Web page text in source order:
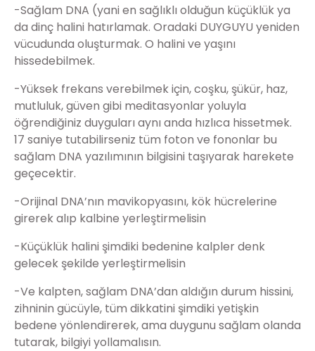
-Sağlam DNA (yani en sağlıklı olduğun küçüklük ya
da dinç halini hatırlamak. Oradaki DUYGUYU yeniden
vücudunda oluşturmak. O halini ve yaşını
hissedebilmek.
-Yüksek frekans verebilmek için, coşku, şükür, haz,
mutluluk, güven gibi meditasyonlar yoluyla
öğrendiğiniz duyguları aynı anda hızlıca hissetmek.
17 saniye tutabilirseniz tüm foton ve fononlar bu
sağlam DNA yazılımının bilgisini taşıyarak harekete
geçecektir.
-Orijinal DNA’nın mavikopyasını, kök hücrelerine
girerek alıp kalbine yerleştirmelisin
-Küçüklük halini şimdiki bedenine kalpler denk
gelecek şekilde yerleştirmelisin
-Ve kalpten, sağlam DNA’dan aldığın durum hissini,
zihninin gücüyle, tüm dikkatini şimdiki yetişkin
bedene yönlendirerek, ama duygunu sağlam olanda
tutarak, bilgiyi yollamalısın.